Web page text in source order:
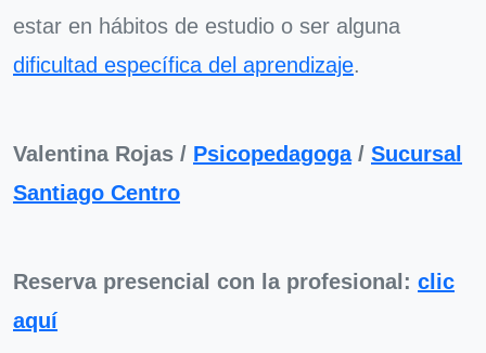
estar en hábitos de estudio o ser alguna
dificultad específica del aprendizaje.
Valentina Rojas / Psicopedagoga/ Sucursal
Santiago Centro
Reserva presencial con la profesional: clic
aquí